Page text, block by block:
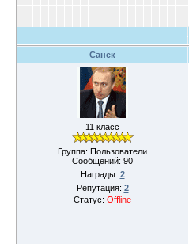
Санек
11 класс
Группа: Пользователи
Сообщений: 90
Награды: 2
Репутация: 2
Статус: Offline